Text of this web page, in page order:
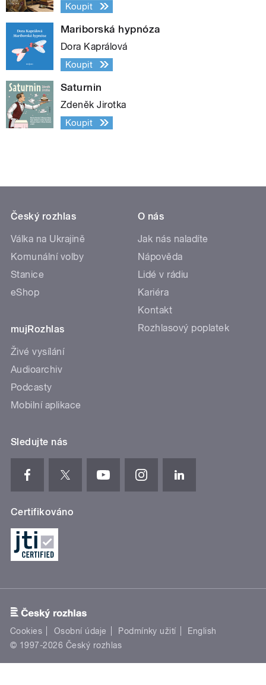
Koupit
Mariborská hypnóza
Dora Kaprálová
Koupit
Saturnin
Zdeněk Jirotka
Koupit
Český rozhlas
Válka na Ukrajině
Komunální volby
Stanice
eShop
mujRozhlas
Živé vysílání
Audioarchiv
Podcasty
Mobilní aplikace
O nás
Jak nás naladíte
Nápověda
Lidé v rádiu
Kariéra
Kontakt
Rozhlasový poplatek
Sledujte nás
Certifikováno
Cookies Osobní údaje Podmínky užití
English
© 1997-2026 Český rozhlas